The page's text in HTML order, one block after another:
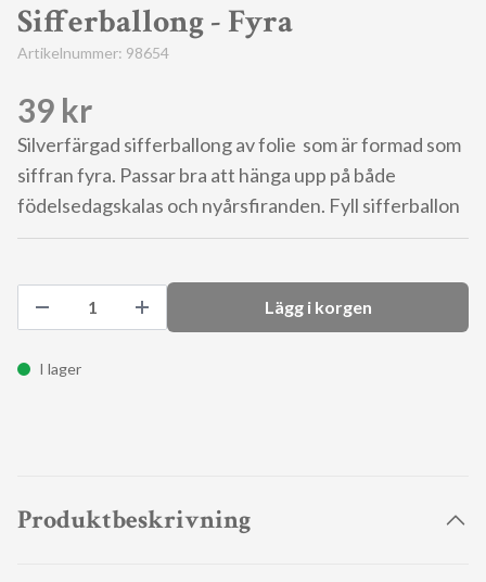
Sifferballong - Fyra
Artikelnummer: 98654
39 kr
Silverfärgad sifferballong av folie som är formad som
siffran fyra. Passar bra att hänga upp på både
födelsedagskalas och nyårsfiranden. Fyll sifferballon
Lägg i korgen
I lager
Produktbeskrivning